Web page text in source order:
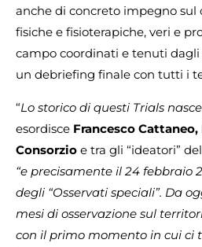
anche di concreto impegno sul
fisiche e fisioterapiche, veri e
campo coordinati e tenuti dagli
un debriefing finale con tutti i
“Lo storico di questi Trials
esordisce Francesco
Consorzio e tra gli “ideatori”
“e precisamente il 24 febbraio
degli “Osservati speciali”. Da
mesi di osservazione sul
con il primo momento in cui ci